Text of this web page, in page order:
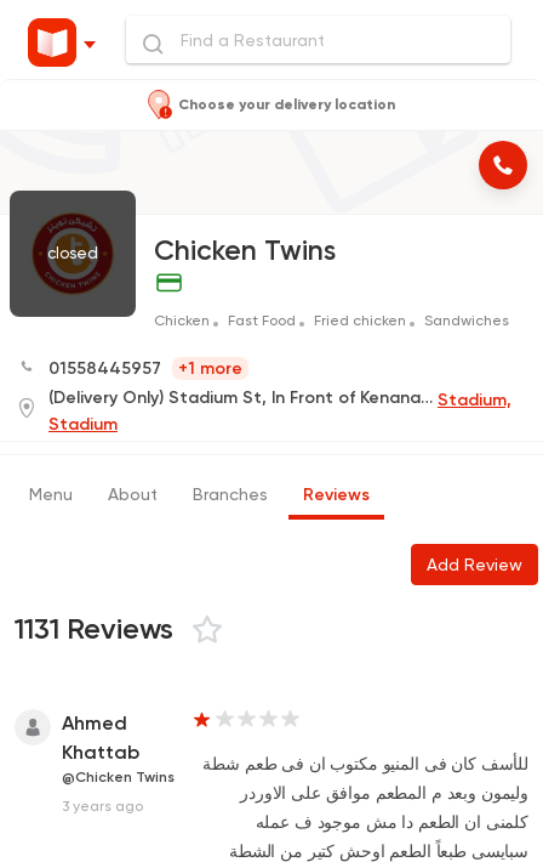
Choose your delivery location
closed Chicken Twins
Chicken Fast Food Fried chicken Sandwiches
01558445957
+1 more
(Delivery Only) Stadium St, In Front of Kenana Hospital Stadium,
Stadium
Menu About Branches Reviews
Add Review
1131 Reviews
Ahmed
Khattab
@Chicken Twins
3 years ago
للأسف كان فى المنيو مكتوب ان فى طعم شطة
وليمون وبعد م المطعم موافق على الاوردر
كلمنى ان الطعم دا مش موجود ف عمله
سبايسى طبعاً الطعم اوحش كتير من الشطة